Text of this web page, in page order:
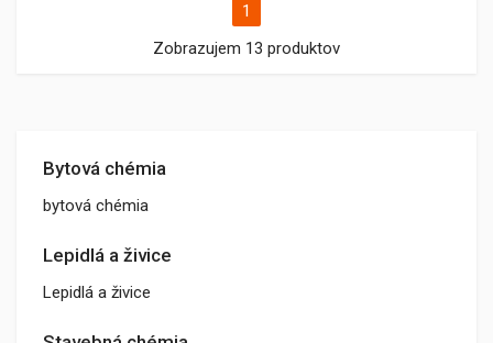
Bytová chémia
bytová chémia
Lepidlá a živice
Lepidlá a živice
1
Zobrazujem 13 produktov